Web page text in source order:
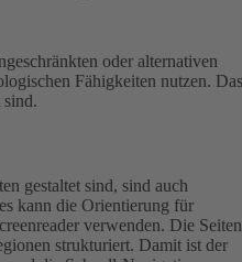
oder alternativen
Fähigkeiten nutzen. Das
gestaltet sind, sind auch
kann die Orientierung für
verwenden. Die Seiten
strukturiert. Damit ist der